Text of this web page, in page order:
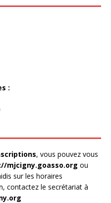
:
, vous pouvez vous
mjcigny.goasso.org ou
sur les horaires
contactez le secrétariat à